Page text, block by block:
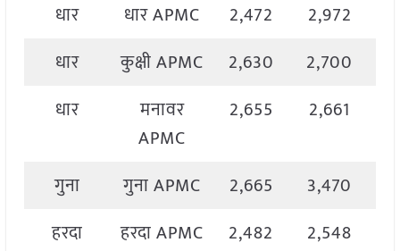
धार धार APMC 2,472 2,972
धार
कुक्षी APMC 2,630 2,700
धार
मनावर
APMC
2,655 2,661
गुना गुना APMC 2,665 3,470
हरदा
हरदा APMC 2,482 2,548